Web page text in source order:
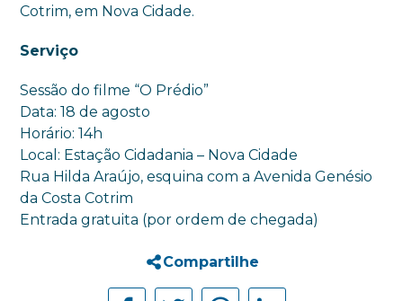
Cotrim, em Nova Cidade.
Serviço
Sessão do filme “O Prédio”
Data: 18 de agosto
Horário: 14h
Local: Estação Cidadania – Nova Cidade
Rua Hilda Araújo, esquina com a Avenida Genésio
da Costa Cotrim
Entrada gratuita (por ordem de chegada)
Compartilhe